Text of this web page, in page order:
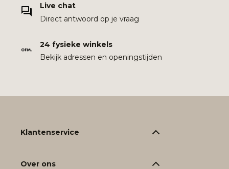
Live chat
Direct antwoord op je vraag
24 fysieke winkels
Bekijk adressen en openingstijden
Klantenservice
Over ons